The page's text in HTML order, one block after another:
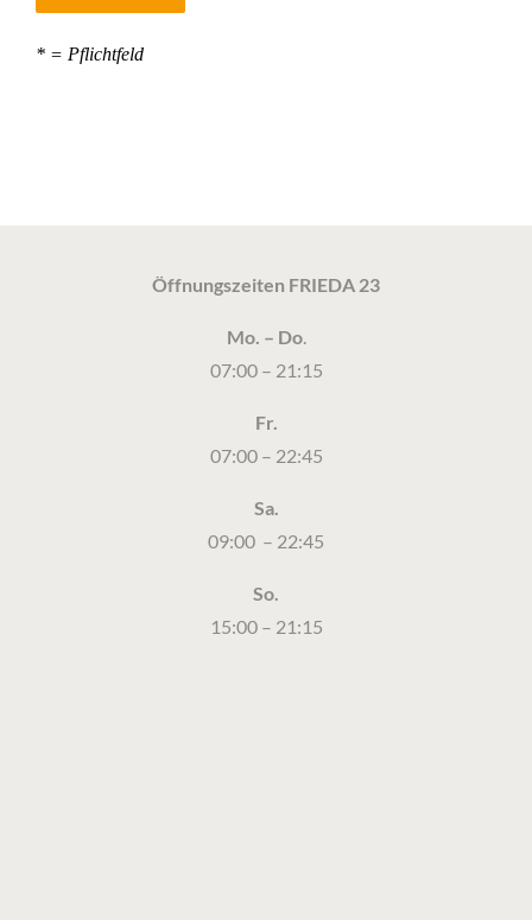
dieses
Feld
* = Pflichtfeld
Öffnungszeiten FRIEDA 23
Mo. – Do.
07:00 – 21:15
Fr.
07:00 – 22:45
Sa.
09:00 – 22:45
So.
15:00 – 21:15